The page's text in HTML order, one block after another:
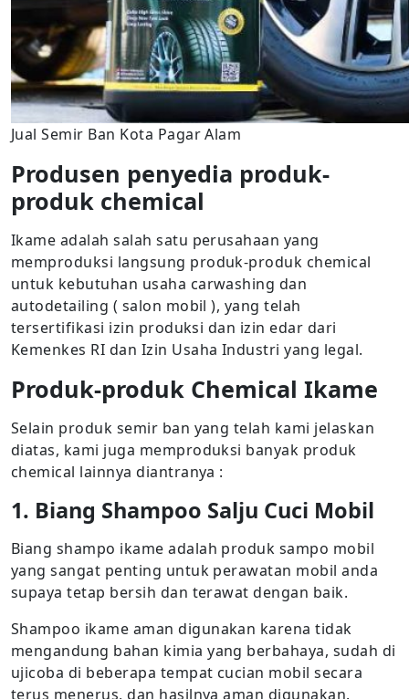
Jual Semir Ban Kota Pagar Alam
Produsen penyedia produk-
produk chemical
Ikame adalah salah satu perusahaan yang
memproduksi langsung produk-produk chemical
untuk kebutuhan usaha carwashing dan
autodetailing ( salon mobil ), yang telah
tersertifikasi izin produksi dan izin edar dari
Kemenkes RI dan Izin Usaha Industri yang legal.
Produk-produk Chemical Ikame
Selain produk semir ban yang telah kami jelaskan
diatas, kami juga memproduksi banyak produk
chemical lainnya diantranya :
1. Biang Shampoo Salju Cuci Mobil
Biang shampo ikame adalah produk sampo mobil
yang sangat penting untuk perawatan mobil anda
supaya tetap bersih dan terawat dengan baik.
Shampoo ikame aman digunakan karena tidak
mengandung bahan kimia yang berbahaya, sudah di
ujicoba di beberapa tempat cucian mobil secara
terus menerus, dan hasilnya aman digunakan.